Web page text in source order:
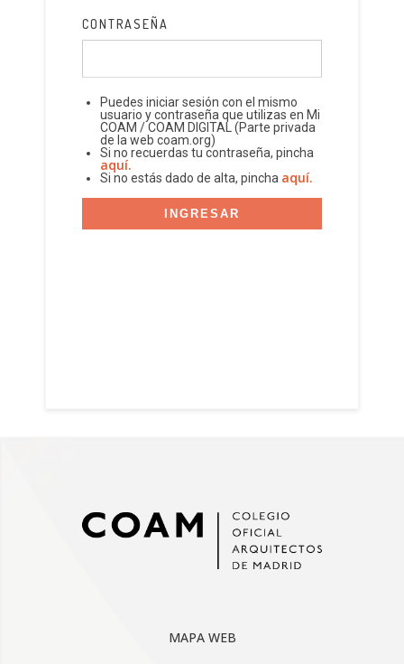
CONTRASEÑA
Puedes iniciar sesión con el mismo
usuario y contraseña que utilizas en Mi
COAM / COAM DIGITAL (Parte privada
de la web coam.org)
Si no recuerdas tu contraseña, pincha
aquí.
Si no estás dado de alta, pincha aquí.
MAPA WEB